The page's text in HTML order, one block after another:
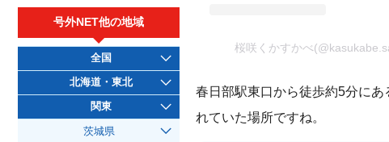
桜咲くかすかべ
春日部駅東口から徒歩約5分に
れていた場所ですね。
号外NET他の地域
全国
北海道・東北
関東
茨城県